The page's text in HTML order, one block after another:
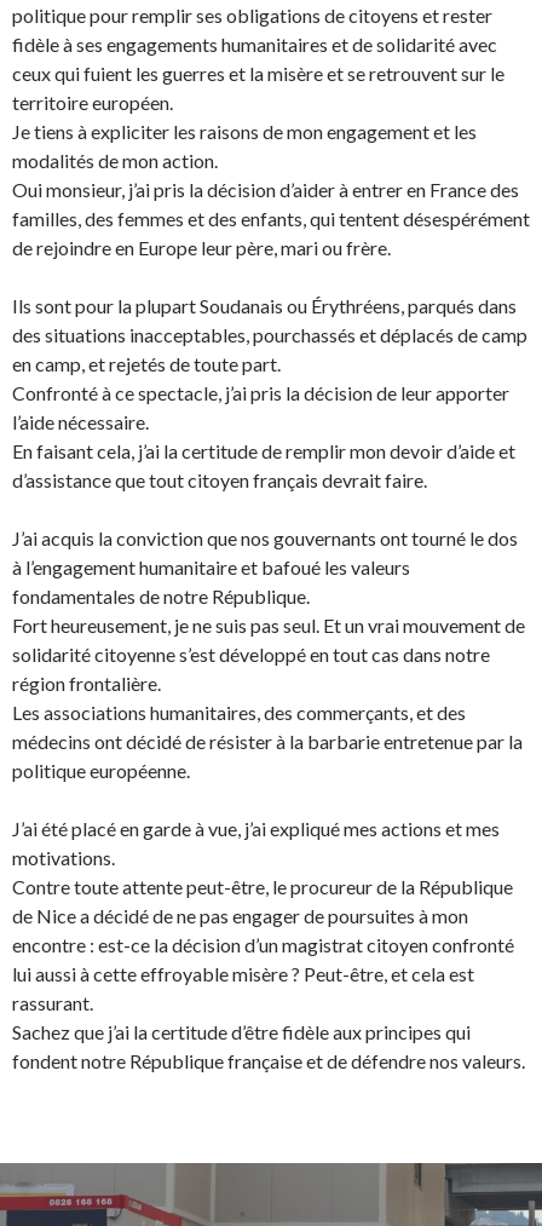
politique pour remplir ses obligations de citoyens et rester
fidèle à ses engagements humanitaires et de solidarité avec
ceux qui fuient les guerres et la misère et se retrouvent sur le
territoire européen.
Je tiens à expliciter les raisons de mon engagement et les
modalités de mon action.
Oui monsieur, j’ai pris la décision d’aider à entrer en France des
familles, des femmes et des enfants, qui tentent désespérément
de rejoindre en Europe leur père, mari ou frère.
Ils sont pour la plupart Soudanais ou Érythréens, parqués dans
des situations inacceptables, pourchassés et déplacés de camp
en camp, et rejetés de toute part.
Confronté à ce spectacle, j’ai pris la décision de leur apporter
l’aide nécessaire.
En faisant cela, j’ai la certitude de remplir mon devoir d’aide et
d’assistance que tout citoyen français devrait faire.
J’ai acquis la conviction que nos gouvernants ont tourné le dos
à l’engagement humanitaire et bafoué les valeurs
fondamentales de notre République.
Fort heureusement, je ne suis pas seul. Et un vrai mouvement de
solidarité citoyenne s’est développé en tout cas dans notre
région frontalière.
Les associations humanitaires, des commerçants, et des
médecins ont décidé de résister à la barbarie entretenue par la
politique européenne.
J’ai été placé en garde à vue, j’ai expliqué mes actions et mes
motivations.
Contre toute attente peut-être, le procureur de la République
de Nice a décidé de ne pas engager de poursuites à mon
encontre : est-ce la décision d’un magistrat citoyen confronté
lui aussi à cette effroyable misère ? Peut-être, et cela est
rassurant.
Sachez que j’ai la certitude d’être fidèle aux principes qui
fondent notre République française et de défendre nos valeurs.